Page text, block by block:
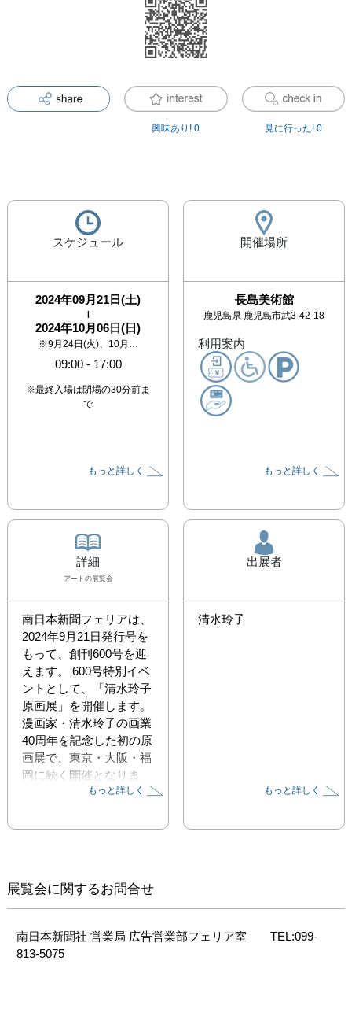
興味あり! 0 見に行った! 0
スケジュール
2024年09月21日(土)
|
2024年10月06日(日)
※9月24日(火)、10月…
09:00- 17:00
※最終入場は閉場の30分前ま
で
もっと詳しく
開催場所
長島美術館
鹿児島県 鹿児島市武3-42-18
利用案内
もっと詳しく
詳細
アート の展覧会
南日本新聞フェリアは、
2024年9月21日発行号を
もって、創刊600号を迎
えます。 600号特別イベ
ントとして、「清水玲子
原画展」を開催します。
漫画家・清水玲子の画業
40周年を記念した初の原
画展で、東京・大阪・福
岡に続く開催となりま
清水玲子は、熊本出身で
ーのコラボレーション
で、時代を超えて根強い
人気を獲得し続けていま
す。 1980年代に描かれ
もっと詳しく
出展者
清水玲子
もっと詳しく
展覧会に関するお問合せ
南日本新聞社 営業局 広告営業部フェリア室　　TEL:099-
813-5075